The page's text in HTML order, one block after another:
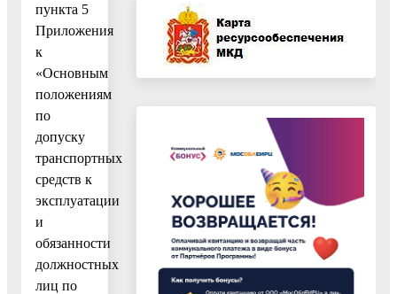
пункта 5
Приложения
к
«Основным
положениям
по
допуску
транспортных
средств к
эксплуатации
и
обязанности
должностных
лиц по